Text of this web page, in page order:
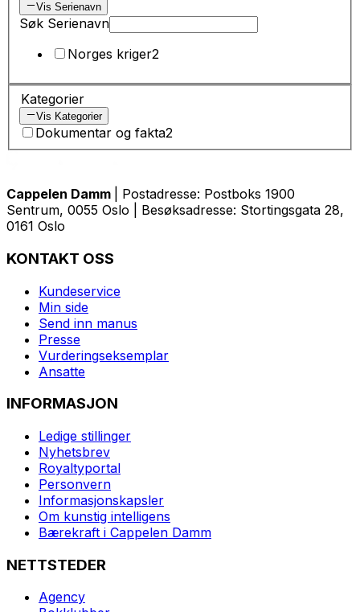
Vis Serienavn
Søk Serienavn
Norges kriger2
Kategorier
Vis Kategorier
Dokumentar og fakta2
Cappelen Damm
| Postadresse: Postboks 1900
Sentrum, 0055 Oslo | Besøksadresse: Stortingsgata 28,
0161 Oslo
KONTAKT OSS
Kundeservice
Min side
Send inn manus
Presse
Vurderingseksemplar
Ansatte
INFORMASJON
Ledige stillinger
Nyhetsbrev
Royaltyportal
Personvern
Informasjonskapsler
Om kunstig intelligens
Bærekraft i Cappelen Damm
NETTSTEDER
Agency